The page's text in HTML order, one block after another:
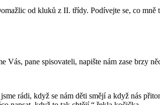
od kluků z II. třídy. Podívejte se, co mně
pane spisovateli, napište nám zase brzy
rádi, když se nám děti smějí a když nás